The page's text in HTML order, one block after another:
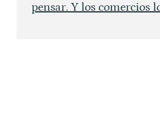
pensar. Y los comercios